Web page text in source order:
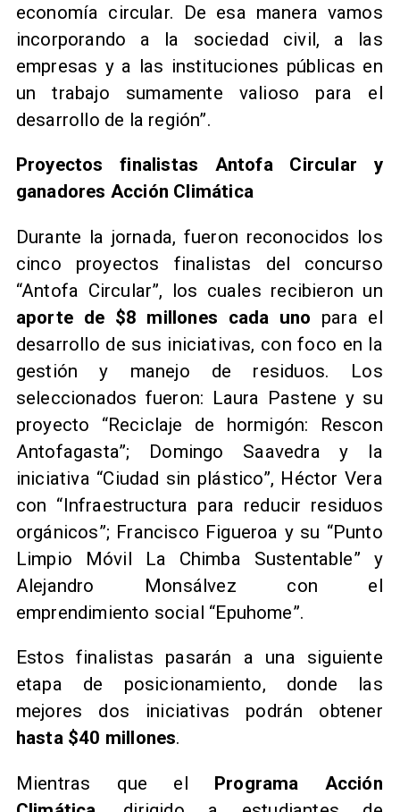
economía circular. De esa manera vamos
incorporando a la sociedad civil, a las
empresas y a las instituciones públicas en
un trabajo sumamente valioso para el
desarrollo de la región”.
Proyectos finalistas Antofa Circular y
ganadores Acción Climática
Durante la jornada, fueron reconocidos los
cinco proyectos finalistas del concurso
“Antofa Circular”, los cuales recibieron un
aporte de $8 millones cada uno para el
desarrollo de sus iniciativas, con foco en la
gestión y manejo de residuos. Los
seleccionados fueron: Laura Pastene y su
proyecto “Reciclaje de hormigón: Rescon
Antofagasta”; Domingo Saavedra y la
iniciativa “Ciudad sin plástico”, Héctor Vera
con “Infraestructura para reducir residuos
orgánicos”; Francisco Figueroa y su “Punto
Limpio Móvil La Chimba Sustentable” y
Alejandro Monsálvez con el
emprendimiento social “Epuhome”.
Estos finalistas pasarán a una siguiente
etapa de posicionamiento, donde las
mejores dos iniciativas podrán obtener
hasta $40 millones.
Mientras que el Programa Acción